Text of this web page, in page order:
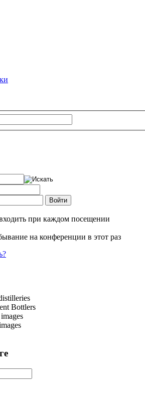
при каждом посещении
на конференции в этот раз
Bottlers